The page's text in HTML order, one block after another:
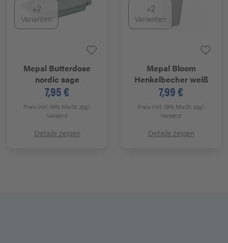
+2
Varianten
Mepal Butterdose
nordic sage
7,95 €
Preis inkl. 19% MwSt.zzgl.
Versand
Details zeigen
+2
Varianten
Mepal Bloom
Henkelbecher weiß
7,99 €
Preis inkl. 19% MwSt.zzgl.
Versand
Details zeigen